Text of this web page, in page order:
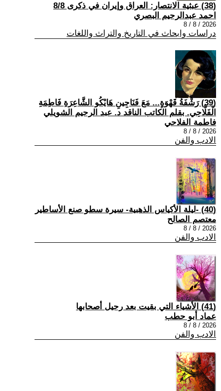
(38) عبثية الانتصار: العراق وإيران في ذكرى 8/8
احمد عبدالرحيم البصري
2026 / 8 / 8
دراسات وابحاث في التاريخ والتراث واللغات
(39) رَشْفَةُ قَهْوَةٍ... مَعَ فَنَاجِينِ هَايْكُو الشَّاعِرَةِ فَاطِمَةِ
الْفَلَّاحِي. بقلم الكاتب الناقد د. عبد الرحيم الشويلي
فاطمة الفلاحي
2026 / 8 / 8
الادب والفن
(40) -ليلة الأكياس الذهبية- سيرة سطو صنع الأساطير
معتصم الصالح
2026 / 8 / 8
الادب والفن
(41) الأشياء التي بقيت بعد رحيل أصحابها
عماد أبو حطب
2026 / 8 / 8
الادب والفن